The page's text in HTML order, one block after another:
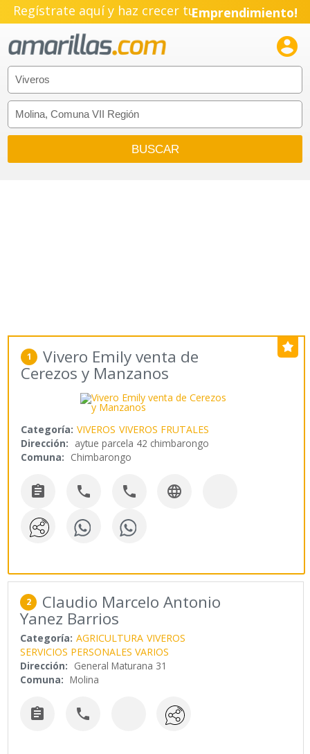
Regístrate aquí y haz crecer tuEmprendimiento!

1 Vivero Emily venta de
Cerezos y Manzanos
Categoría: VIVEROS VIVEROS FRUTALES
Dirección: aytue parcela 42 chimbarongo
Comuna: Chimbarongo
   
2 Claudio Marcelo Antonio
Yanez Barrios
Categoría: AGRICULTURA VIVEROS
SERVICIOS PERSONALES VARIOS
Dirección: General Maturana 31
Comuna: Molina
 